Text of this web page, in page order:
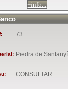
+info...
73
Piedra de Santanyí
CONSULTAR